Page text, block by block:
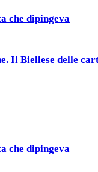
che dipingeva
Il Biellese delle
che dipingeva